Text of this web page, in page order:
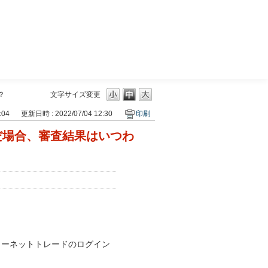
文字サイズ変更
更新日時 : 2022/07/04 12:30 印刷
合、審査結果はいつわ
ネットトレードのログイン